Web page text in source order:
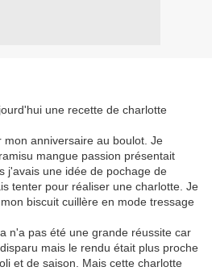
une recette de charlotte
anniversaire au boulot. Je
mangue passion présentait
j'avais une idée de pochage de
tenter pour réaliser une charlotte. Je
biscuit cuillère en mode tressage
n'a pas été une grande réussite car
mais le rendu était plus proche
et de saison. Mais cette charlotte